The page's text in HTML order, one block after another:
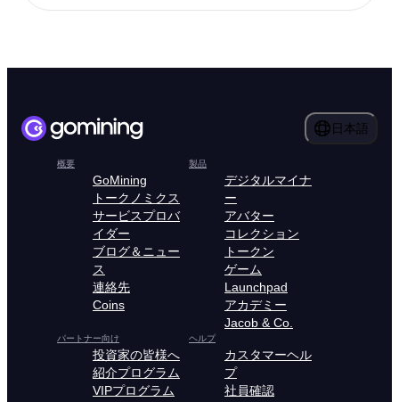
日本語
概要
GoMining
トークノミクス
サービスプロバ
イダー
ブログ＆ニュー
ス
連絡先
Coins
製品
デジタルマイナ
ー
アバター
コレクション
トークン
ゲーム
Launchpad
アカデミー
Jacob & Co.
パートナー向け
投資家の皆様へ
紹介プログラム
VIPプログラム
ヘルプ
カスタマーヘル
プ
社員確認